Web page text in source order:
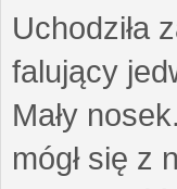
Uchodziła
falujący
Mały
mógł się z